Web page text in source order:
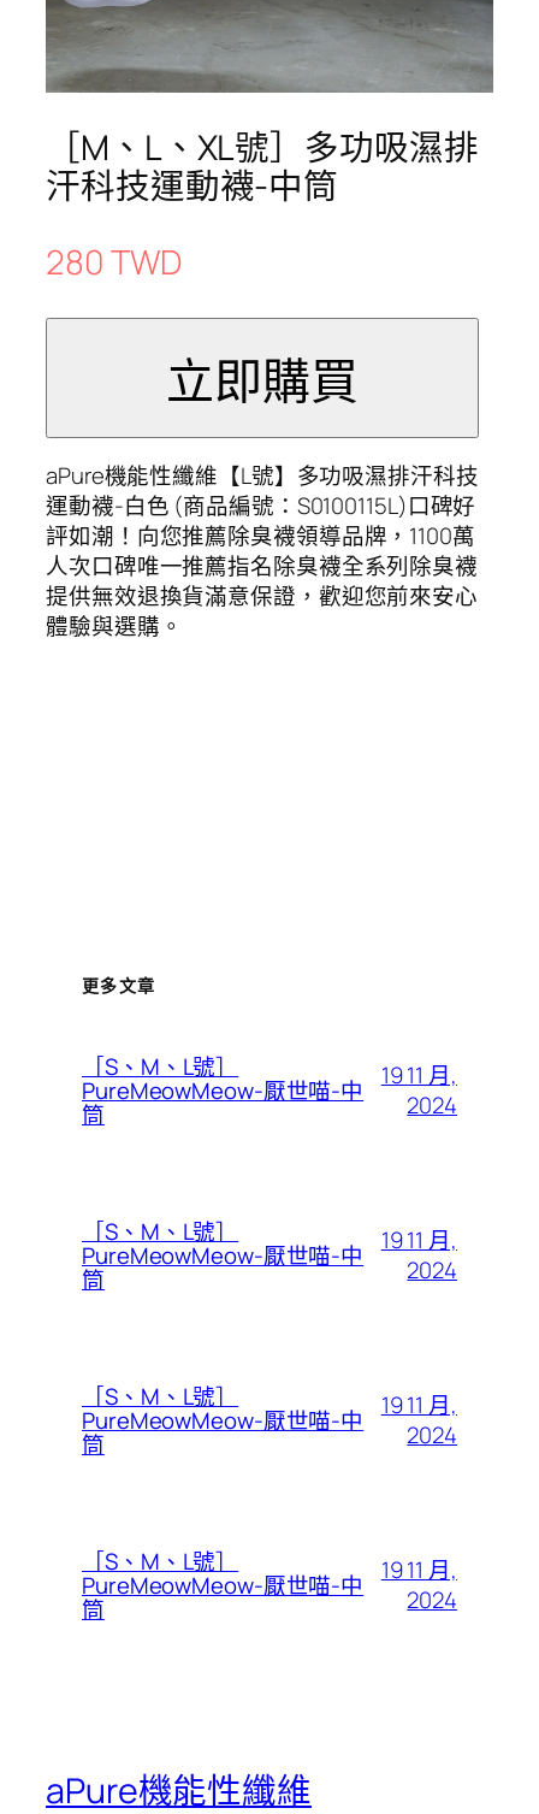
［M、L、XL號］多功吸濕排
汗科技運動襪-中筒
280 TWD
aPure機能性纖維【L號】多功吸濕排汗科技
運動襪-白色 (商品編號：S0100115L)口碑好
評如潮！向您推薦除臭襪領導品牌，1100萬
人次口碑唯一推薦指名除臭襪全系列除臭襪
提供無效退換貨滿意保證，歡迎您前來安心
體驗與選購。
更多文章
［S、M、L號］
PureMeowMeow-厭世喵-中
筒
19 11 月,
2024
［S、M、L號］
PureMeowMeow-厭世喵-中
筒
19 11 月,
2024
［S、M、L號］
PureMeowMeow-厭世喵-中
筒
19 11 月,
2024
［S、M、L號］
PureMeowMeow-厭世喵-中
筒
19 11 月,
2024
aPure機能性纖維